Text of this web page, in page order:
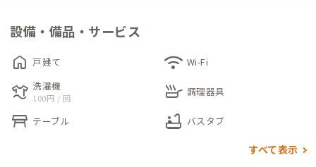
一見するとアンティークにも見える家具とマッチする、どこか
ノスタルジックな雰囲気に仕上げられた現代風古民家。古民家
風の家屋ですが、築年数は20年ほど（2024年現在）。気密性の
高い構造ですので、暑さ寒さを気にせず、快適に過ごせます。
や寝具でまとめられています。ゆっくりと寛いでいただきたいお
設備・備品・サービス
home 戸建て wifi Wi-Fi
laundry 洗濯機
100円 / 回 skillet 調理器具
table_restaurant テーブル bathtub バスタブ
すべて表示